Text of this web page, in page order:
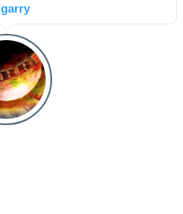
garry